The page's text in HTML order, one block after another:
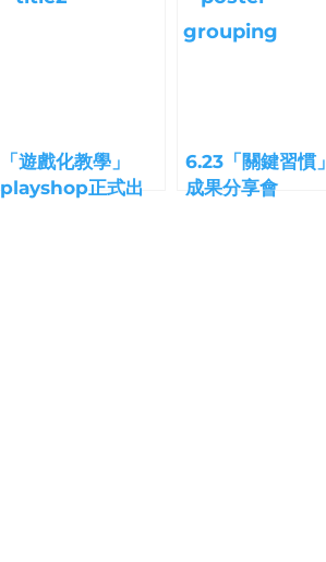
「遊戲化教學」
playshop正式出
6.23「關鍵習慣」
成果分享會